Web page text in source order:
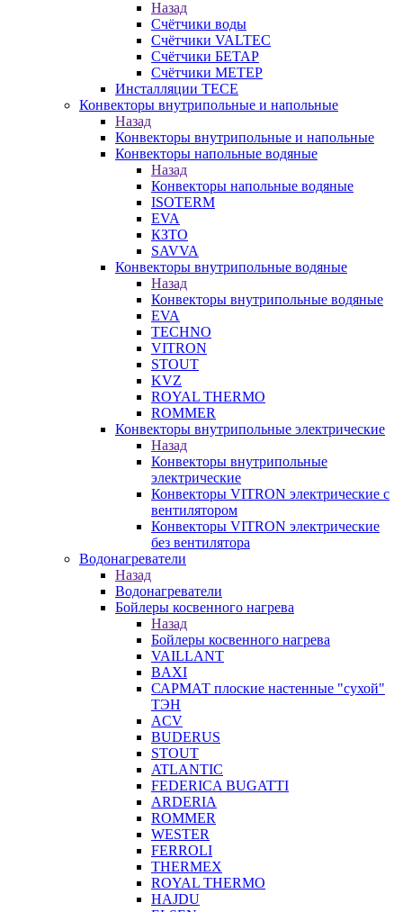
Назад
Счётчики воды
Счётчики VALTEC
Счётчики БЕТАР
Счётчики МЕТЕР
Инсталляции TECE
Конвекторы внутрипольные и напольные
Назад
Конвекторы внутрипольные и напольные
Конвекторы напольные водяные
Назад
Конвекторы напольные водяные
ISOTERM
EVA
КЗТО
SAVVA
Конвекторы внутрипольные водяные
Назад
Конвекторы внутрипольные водяные
EVA
TECHNO
VITRON
STOUT
KVZ
ROYAL THERMO
ROMMER
Конвекторы внутрипольные электрические
Назад
Конвекторы внутрипольные
электрические
Конвекторы VITRON электрические с
вентилятором
Конвекторы VITRON электрические
без вентилятора
Водонагреватели
Назад
Водонагреватели
Бойлеры косвенного нагрева
Назад
Бойлеры косвенного нагрева
VAILLANT
BAXI
САРМАТ плоские настенные "сухой"
ТЭН
ACV
BUDERUS
STOUT
ATLANTIC
FEDERICA BUGATTI
ARDERIA
ROMMER
WESTER
FERROLI
THERMEX
ROYAL THERMO
HAJDU